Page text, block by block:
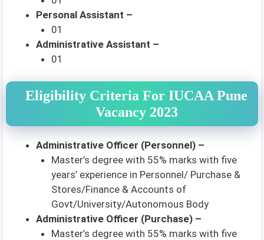
Personal Assistant –
01
Administrative Assistant –
01
Eligibility Criteria For IUCAA Pune
Vacancy 2023
Administrative Officer (Personnel) –
Master’s degree with 55% marks with five
years’ experience in Personnel/ Purchase &
Stores/Finance & Accounts of
Govt/University/Autonomous Body
Administrative Officer (Purchase) –
Master’s degree with 55% marks with five